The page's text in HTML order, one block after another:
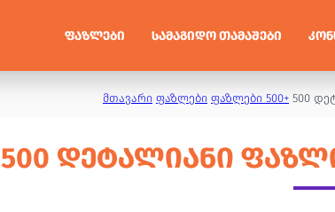
ᲤᲐᲖᲚᲔᲑᲘ ᲡᲐᲛᲐᲒᲘᲓᲝ ᲗᲐᲛᲐᲨᲔᲑᲘ
მთავარი ფაზლები ფაზლები 500+ 500
500 ᲓᲔᲢᲐᲚᲘᲐᲜᲘ